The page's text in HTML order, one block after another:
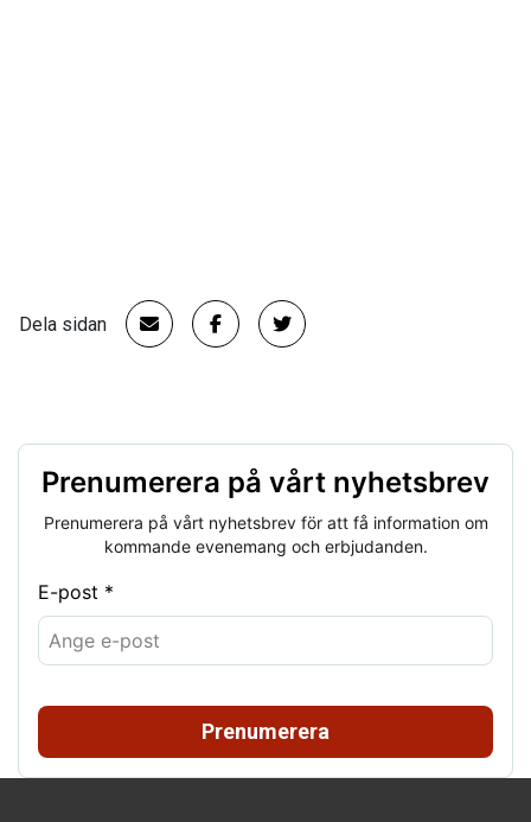
Dela sidan
Prenumerera på vårt nyhetsbrev
Prenumerera på vårt nyhetsbrev för att få information om
kommande evenemang och erbjudanden.
E-post *
Prenumerera